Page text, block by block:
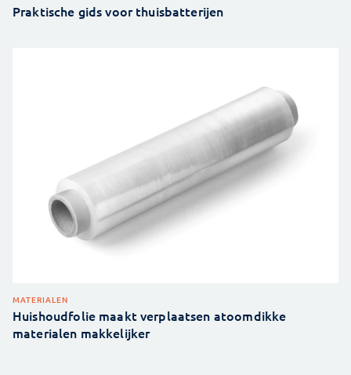
Praktische gids voor thuisbatterijen
MATERIALEN
Huishoudfolie maakt verplaatsen atoomdikke
materialen makkelijker